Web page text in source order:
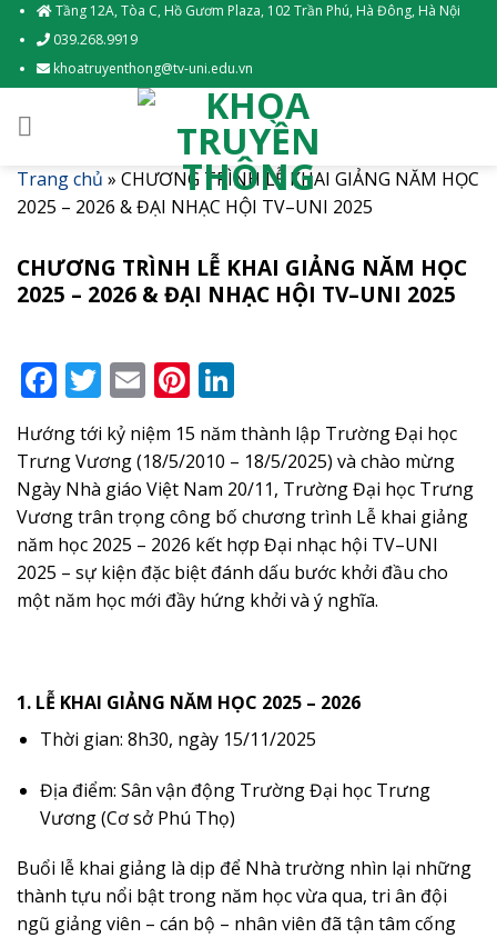
Skip
content
Tầng 12A, Tòa C, Hồ Gươm Plaza, 102 Trần Phú, Hà Đông, Hà Nội
039.268.9919
khoatruyenthong@tv-uni.edu.vn
Trang chủ » CHƯƠNG TRÌNH LỄ KHAI GIẢNG NĂM HỌC
2025 – 2026 & ĐẠI NHẠC HỘI TV–UNI 2025
CHƯƠNG TRÌNH LỄ KHAI GIẢNG NĂM HỌC
2025 – 2026 & ĐẠI NHẠC HỘI TV–UNI 2025
Facebook
Twitter
EmailPinterest
Hướng tới kỷ niệm 15 năm thành lập Trường Đại học
Trưng Vương (18/5/2010 – 18/5/2025) và chào mừng
Ngày Nhà giáo Việt Nam 20/11, Trường Đại học Trưng
Vương trân trọng công bố chương trình Lễ khai giảng
năm học 2025 – 2026 kết hợp Đại nhạc hội TV–UNI
2025 – sự kiện đặc biệt đánh dấu bước khởi đầu cho
một năm học mới đầy hứng khởi và ý nghĩa.
1. LỄ KHAI GIẢNG NĂM HỌC 2025 – 2026
Thời gian: 8h30, ngày 15/11/2025
Địa điểm: Sân vận động Trường Đại học Trưng
Vương (Cơ sở Phú Thọ)
Buổi lễ khai giảng là dịp để Nhà trường nhìn lại những
thành tựu nổi bật trong năm học vừa qua, tri ân đội
ngũ giảng viên – cán bộ – nhân viên đã tận tâm cống